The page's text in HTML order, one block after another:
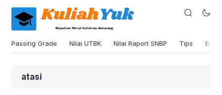
Passing Grade Nilai UTBK Nilai Raport SNBP Tips
atasi